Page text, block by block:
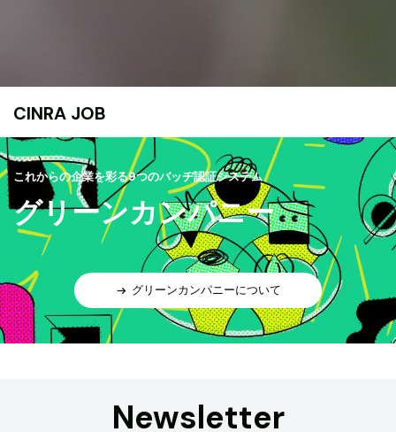
CINRA JOB
これからの企業を彩る9つのバッヂ認証システム
グリーンカンパニー
グリーンカンパニーについて
Newsletter